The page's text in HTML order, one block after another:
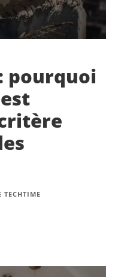
pourquoi
TECHTIME